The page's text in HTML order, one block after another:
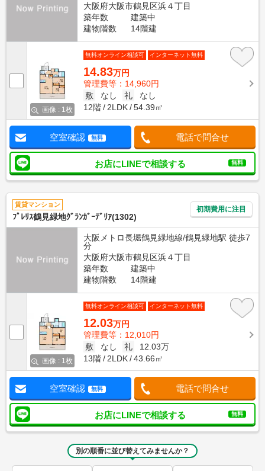
大阪府大阪市鶴見区浜４丁目
築年数
建築中
建物階数
14階建
画像 : 1枚
無料オンライン相談可 インターネット無料
14.83万円
管理費等：14,960円
敷
なし 礼
なし
12階
2LDK 54.39㎡
空室確認 無料 電話で問合せ
お店にLINEで相談する 無料
賃貸マンション
ﾌﾟﾚﾘｽ鶴見緑地ｸﾞﾗﾝｶﾞｰﾃﾞﾘｱ(1302)
初期費用に注目
大阪メトロ長堀鶴見緑地線/鶴見緑地駅 徒歩7
分
大阪府大阪市鶴見区浜４丁目
築年数
建築中
建物階数
14階建
画像 : 1枚
無料オンライン相談可 インターネット無料
12.03万円
管理費等：12,010円
敷
なし 礼
12.03万
13階
2LDK 43.66㎡
空室確認 無料 電話で問合せ
お店にLINEで相談する 無料
別の順番に並び替えてみませんか？